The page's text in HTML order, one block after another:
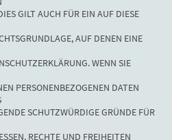
GILT AUCH FÜR EIN AUF DIESE
AUF DENEN EINE
WENN SIE
PERSONENBEZOGENEN DATEN
SCHUTZWÜRDIGE GRÜNDE FÜR
RECHTE UND FREIHEITEN